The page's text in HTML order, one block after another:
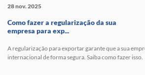
28 nov. 2025
Como fazer a regularização da sua
empresa para exp...
A regularização para exportar garante que a sua
internacional de forma segura. Saiba como fazer isso.